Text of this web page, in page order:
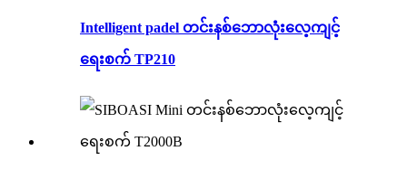
Intelligent padel တင်းနစ်ဘောလုံးလေ့ကျင့်
ရေးစက် TP210